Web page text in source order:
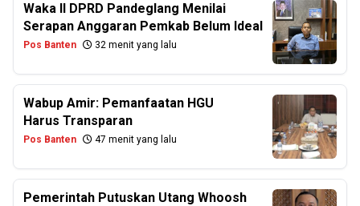
Waka II DPRD Pandeglang Menilai
Serapan Anggaran Pemkab Belum Ideal
Pos Banten 32 menit yang lalu
Wabup Amir: Pemanfaatan HGU
Harus Transparan
Pos Banten 47 menit yang lalu
Pemerintah Putuskan Utang Whoosh